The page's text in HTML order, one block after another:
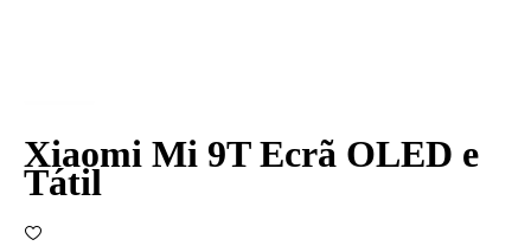
Xiaomi Mi 9T Ecrã OLED e
Tátil